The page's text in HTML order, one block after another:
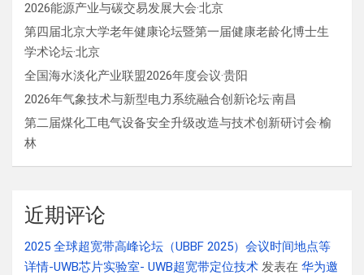
2026能源产业与碳交易发展大会·北京
第四届北京大学老年健康论坛暨第一届健康老龄化博士生
学术论坛·北京
全国海水淡化产业联盟2026年度会议·贵阳
2026年气象技术与新型电力系统融合创新论坛·南昌
第二届煤化工电气设备安全升级改造与技术创新研讨会·榆
林
近期评论
2025 全球超宽带高峰论坛（UBBF 2025）会议时间地点等
详情-UWB芯片实验室- UWB超宽带定位技术 发表在 华为邀